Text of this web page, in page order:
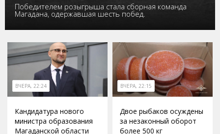
Победителем розыгрыша стала сборная команда
Магадана, одержавшая шесть побед.
ВЧЕРА, 22:24
Кандидатура нового
министра образования
Магаданской области
ВЧЕРА, 22:15
Двое рыбаков осуждены
за незаконный оборот
более 500 кг